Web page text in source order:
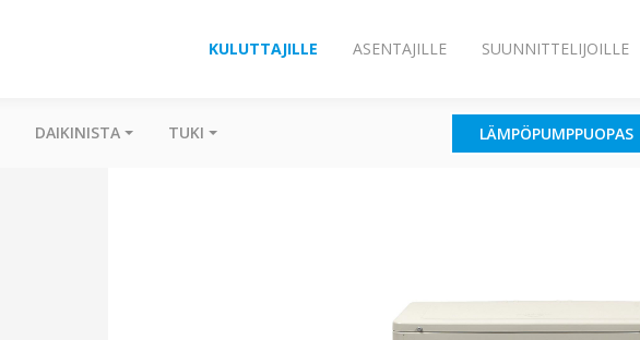
KULUTTAJILLE ASENTAJILLE SUUNNITTELIJOILLE
DAIKINISTA TUKI LÄMPÖPUMPPUOPAS